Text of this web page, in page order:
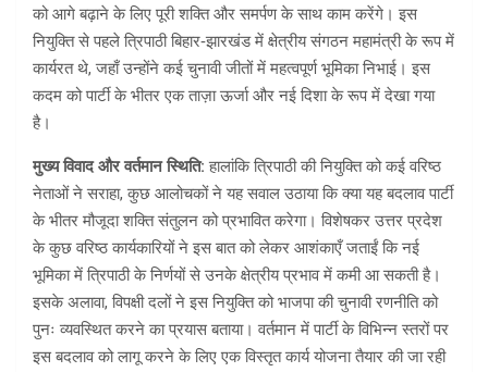
को आगे बढ़ाने के लिए पूरी शक्ति और समर्पण के साथ काम करेंगे। इस
नियुक्ति से पहले त्रिपाठी बिहार‑झारखंड में क्षेत्रीय संगठन महामंत्री के रूप में
कार्यरत थे, जहाँ उन्होंने कई चुनावी जीतों में महत्वपूर्ण भूमिका निभाई। इस
कदम को पार्टी के भीतर एक ताज़ा ऊर्जा और नई दिशा के रूप में देखा गया
है।
मुख्य विवाद और वर्तमान स्थिति: हालांकि त्रिपाठी की नियुक्ति को कई वरिष्ठ
नेताओं ने सराहा, कुछ आलोचकों ने यह सवाल उठाया कि क्या यह बदलाव पार्टी
के भीतर मौजूदा शक्ति संतुलन को प्रभावित करेगा। विशेषकर उत्तर प्रदेश
के कुछ वरिष्ठ कार्यकारियों ने इस बात को लेकर आशंकाएँ जताईं कि नई
भूमिका में त्रिपाठी के निर्णयों से उनके क्षेत्रीय प्रभाव में कमी आ सकती है।
इसके अलावा, विपक्षी दलों ने इस नियुक्ति को भाजपा की चुनावी रणनीति को
पुनः व्यवस्थित करने का प्रयास बताया। वर्तमान में पार्टी के विभिन्न स्तरों पर
इस बदलाव को लागू करने के लिए एक विस्तृत कार्य योजना तैयार की जा रही